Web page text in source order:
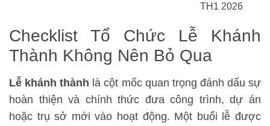
TH1 2026
Checklist Tổ Chức Lễ Khánh
Thành Không Nên Bỏ Qua
Lễ khánh thành là cột mốc quan trọng đánh dấu sự
hoàn thiện và chính thức đưa công trình, dự án
hoặc trụ sở mới vào hoạt động. Một buổi lễ được